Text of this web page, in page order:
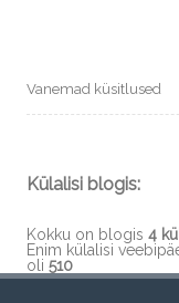
Vanemad küsitlused
Külalisi blogis:
Kokku on blogis 4
Enim külalisi
oli 510